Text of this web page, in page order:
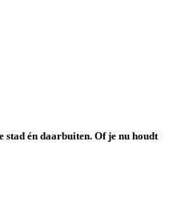
stad én daarbuiten. Of je nu houdt